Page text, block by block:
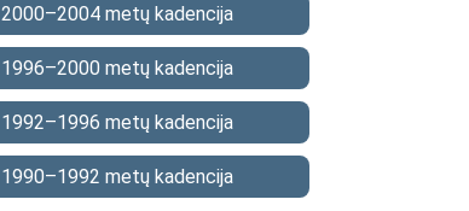
2000–2004 metų kadencija
1996–2000 metų kadencija
1992–1996 metų kadencija
1990–1992 metų kadencija